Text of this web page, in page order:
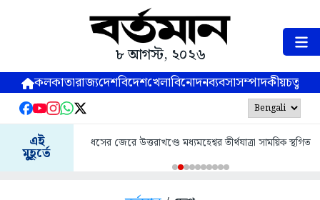
৮ আগস্ট, ২০২৬
কলকাতারাজ্যদেশবিদেশখেলাবিনোদনব্যবসাসম্পাদকীয়
এই
মুহূর্তে
ধসের জেরে উত্তরাখণ্ডে মধ্যমহেশ্বর তীর্থযাত্রা সাময়িক স্থগিত